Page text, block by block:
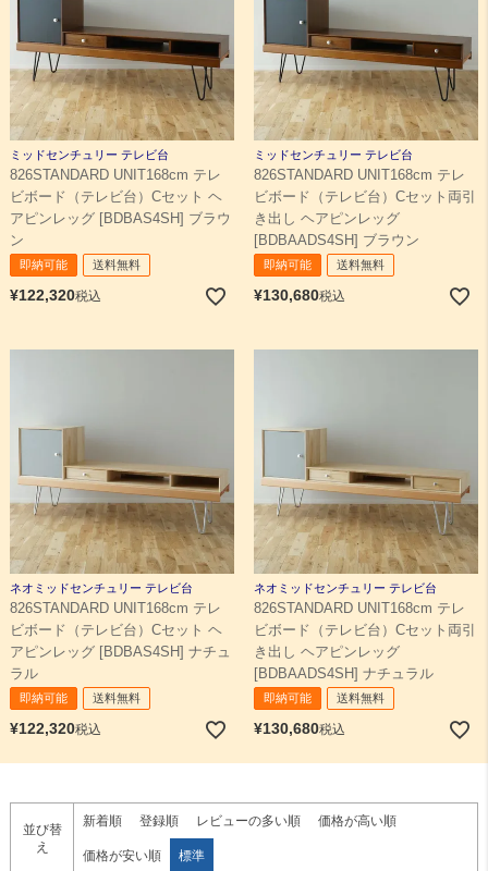
ミッドセンチュリー テレビ台
826STANDARD UNIT168cm テレ
ビボード（テレビ台）Cセット ヘ
アピンレッグ [BDBAS4SH] ブラウ
ン
即納可能 送料無料
¥122,320税込
ミッドセンチュリー テレビ台
826STANDARD UNIT168cm テレ
ビボード（テレビ台）Cセット両引
き出し ヘアピンレッグ
[BDBAADS4SH] ブラウン
即納可能 送料無料
¥130,680税込
ネオミッドセンチュリー テレビ台
826STANDARD UNIT168cm テレ
ビボード（テレビ台）Cセット ヘ
アピンレッグ [BDBAS4SH] ナチュ
ラル
即納可能 送料無料
¥122,320税込
ネオミッドセンチュリー テレビ台
826STANDARD UNIT168cm テレ
ビボード（テレビ台）Cセット両引
き出し ヘアピンレッグ
[BDBAADS4SH] ナチュラル
即納可能 送料無料
¥130,680税込
並び替
え
新着順 登録順 レビューの多い順 価格が高い順
価格が安い順 標準